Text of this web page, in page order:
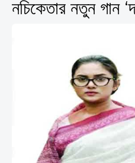
নচিকেতার নতুন গান